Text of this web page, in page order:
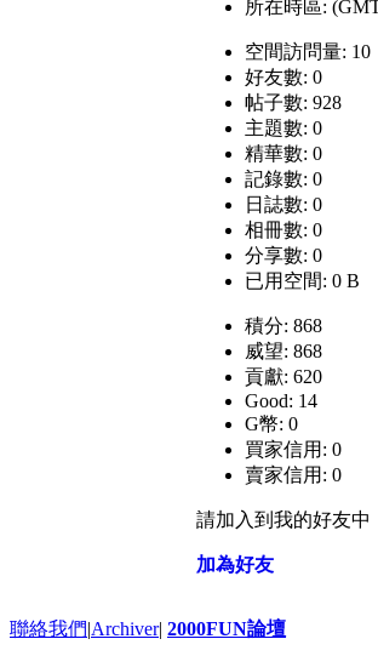
所在時區:
空間訪問量: 10
好友數: 0
帖子數: 928
主題數: 0
精華數: 0
記錄數: 0
日誌數: 0
相冊數: 0
分享數: 0
已用空間: 0 B
積分: 868
威望: 868
貢獻: 620
Good: 14
G幣: 0
買家信用: 0
賣家信用: 0
請加入到我的好友中
加為好友
聯絡我們|Archiver| 2000FUN論壇